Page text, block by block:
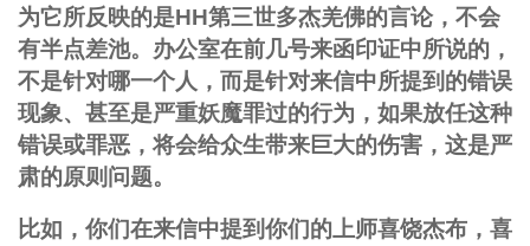
为它所反映的是HH第三世多杰羌佛的言论，不会
有半点差池。办公室在前几号来函印证中所说的，
不是针对哪一个人，而是针对来信中所提到的错误
现象、甚至是严重妖魔罪过的行为，如果放任这种
错误或罪恶，将会给众生带来巨大的伤害，这是严
肃的原则问题。
比如，你们在来信中提到你们的上师喜饶杰布，喜